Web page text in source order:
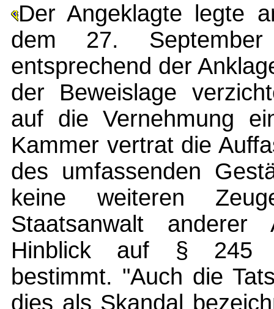
Der Angeklagte legte
dem 27.
entsprechend der
der Beweislage
auf die Vernehmung
Kammer vertrat die
des umfassenden
keine weiteren
Staatsanwalt
Hinblick auf § 245
bestimmt. "Auch die
dies als Skandal